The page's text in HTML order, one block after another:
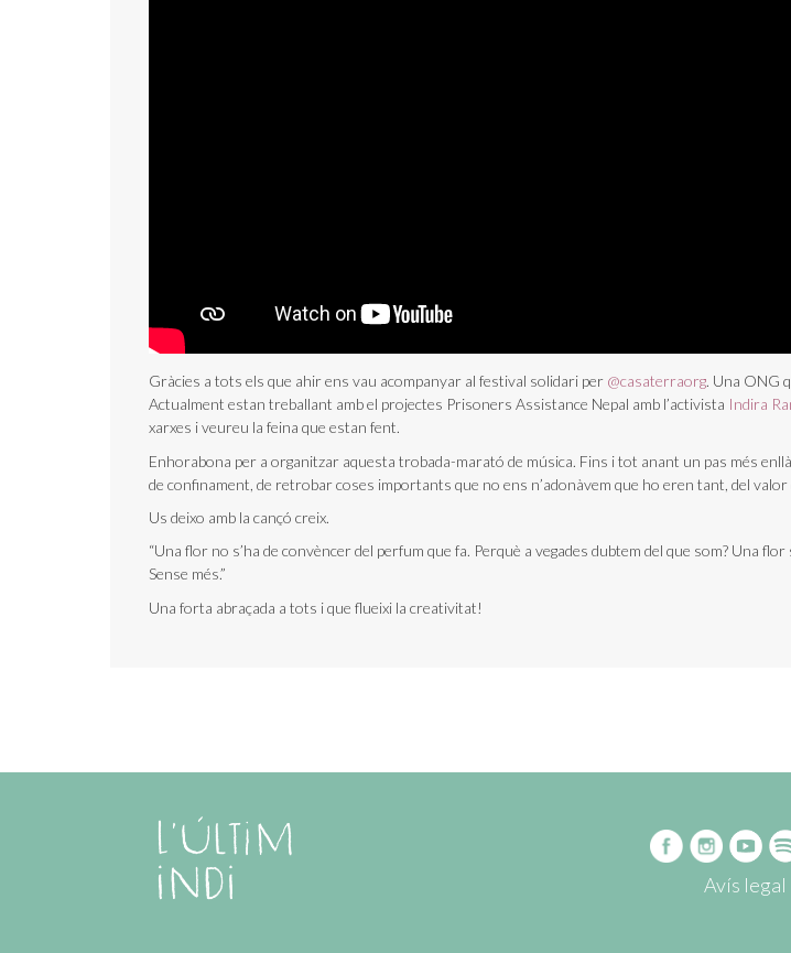
Gràcies a tots els que ahir ens vau acompanyar al festival solidari per @casaterraorg. Una ONG
Actualment estan treballant amb el projectes Prisoners Assistance Nepal amb l’activista Indira
xarxes i veureu la feina que estan fent.
Enhorabona per a organitzar aquesta trobada-marató de música. Fins i tot anant un pas més
de confinament, de retrobar coses importants que no ens n’adonàvem que ho eren tant, del valor
Us deixo amb la cançó creix.
“Una flor no s’ha de convèncer del perfum que fa. Perquè a vegades dubtem del que som? Una
Sense més.”
Una forta abraçada a tots i que flueixi la creativitat!
Avís legal